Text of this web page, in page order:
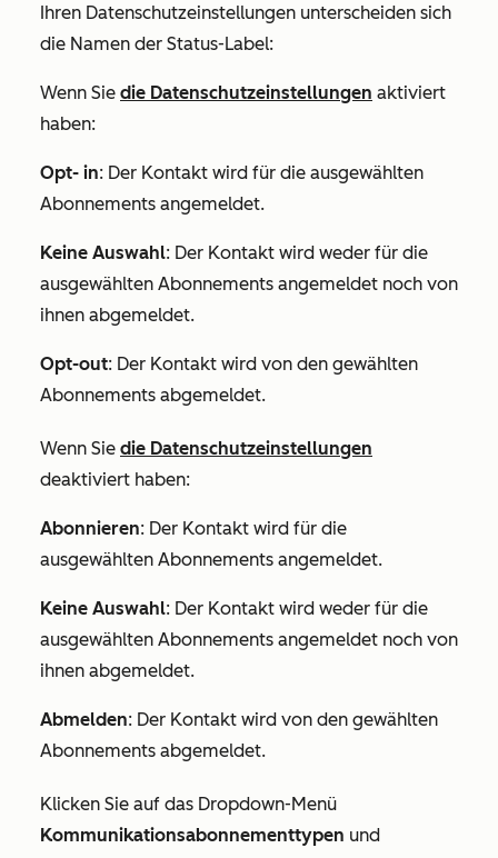
Ihren Datenschutzeinstellungen unterscheiden sich
die Namen der Status-Label:
Wenn Sie die Datenschutzeinstellungen aktiviert
haben:
Opt- in: Der Kontakt wird für die ausgewählten
Abonnements angemeldet.
Keine Auswahl: Der Kontakt wird weder für die
ausgewählten Abonnements angemeldet noch von
ihnen abgemeldet.
Opt-out: Der Kontakt wird von den gewählten
Abonnements abgemeldet.
Wenn Sie die Datenschutzeinstellungen
deaktiviert haben:
Abonnieren: Der Kontakt wird für die
ausgewählten Abonnements angemeldet.
Keine Auswahl: Der Kontakt wird weder für die
ausgewählten Abonnements angemeldet noch von
ihnen abgemeldet.
Abmelden: Der Kontakt wird von den gewählten
Abonnements abgemeldet.
Klicken Sie auf das Dropdown-Menü
Kommunikationsabonnementtypen und